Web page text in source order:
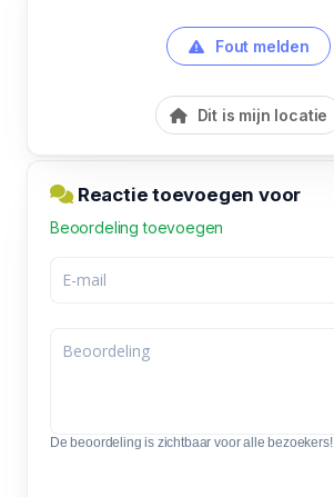
Fout melden
Dit is mijn locatie
Reactie toevoegen voor
Beoordeling toevoegen
De beoordeling is zichtbaar voor alle bezoekers!